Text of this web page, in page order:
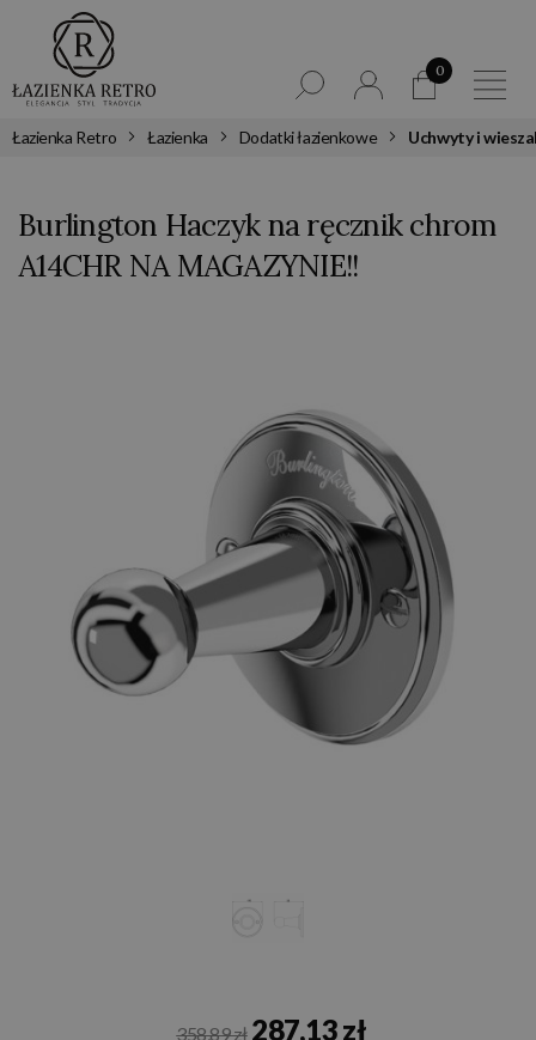
0
Łazienka Retro Łazienka Dodatki łazienkowe Uchwyty i
Burlington Haczyk na ręcznik chrom
A14CHR NA MAGAZYNIE!!
358,89 zł 287,13 zł